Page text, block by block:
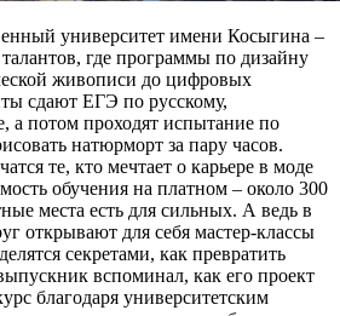
университет имени Косыгина –
где программы по дизайну
живописи до цифровых
сдают ЕГЭ по русскому,
а потом проходят испытание по
натюрморт за пару часов.
те, кто мечтает о карьере в моде
обучения на платном – около 300
места есть для сильных. А ведь в
открывают для себя мастер-классы
секретами, как превратить
вспоминал, как его проект
благодаря университетским